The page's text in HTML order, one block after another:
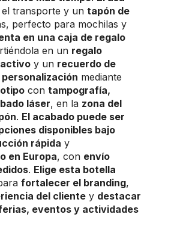
el transporte y un tapón de
perfecto para mochilas y
en una caja de regalo
en un regalo
y un recuerdo de
mediante
con tampografía,
láser, en la zona del
. El acabado puede ser
disponibles bajo
rápida y
en Europa, con envío
. Elige esta botella
fortalecer el branding,
del cliente y destacar
eventos y actividades